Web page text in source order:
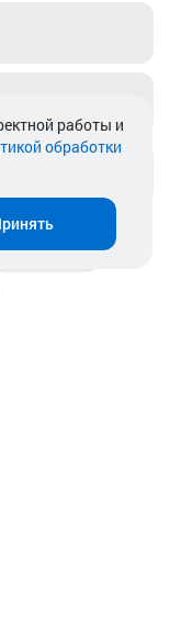
Магазины
работы и
обработки